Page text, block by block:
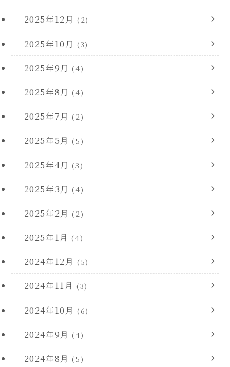
2025年12月 (2)
2025年10月 (3)
2025年9月 (4)
2025年8月 (4)
2025年7月 (2)
2025年5月 (5)
2025年4月 (3)
2025年3月 (4)
2025年2月 (2)
2025年1月 (4)
2024年12月 (5)
2024年11月 (3)
2024年10月 (6)
2024年9月 (4)
2024年8月 (5)